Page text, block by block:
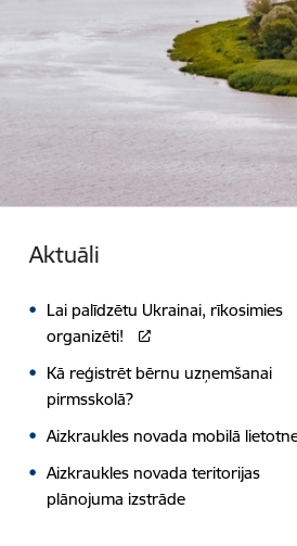
Aktuāli
Lai palīdzētu Ukrainai, rīkosimies
organizēti!
Kā reģistrēt bērnu uzņemšanai
pirmsskolā?
Aizkraukles novada mobilā
Aizkraukles novada teritorijas
plānojuma izstrāde